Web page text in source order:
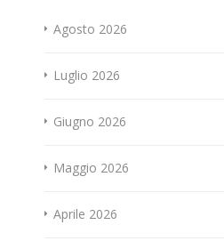
Agosto 2026
Luglio 2026
Giugno 2026
Maggio 2026
Aprile 2026